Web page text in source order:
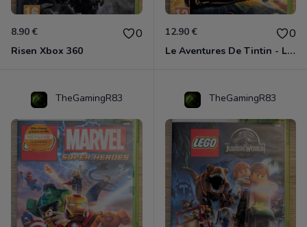
8.90 € 0
Risen Xbox 360
12.90 € 0
Le Aventures De Tintin - Le Secret De La Licorne Xbox 360
TheGamingR83 TheGamingR83